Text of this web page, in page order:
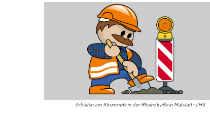
Arbeiten am Stromnetz in der Rheinstraße in Malstatt - LHS